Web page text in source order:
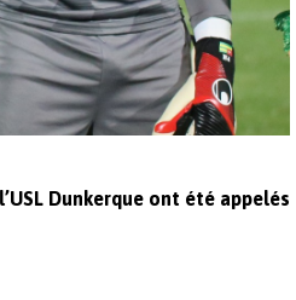
Dunkerque ont été appelés